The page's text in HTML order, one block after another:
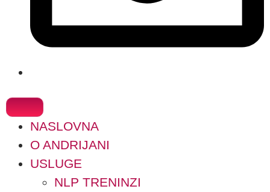
NASLOVNA
O ANDRIJANI
USLUGE
NLP TRENINZI